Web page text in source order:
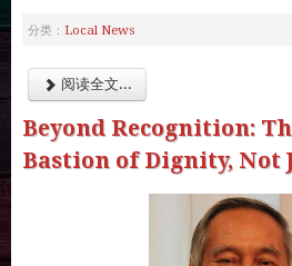
分类： Local News
阅读全文...
Beyond Recognition:
Bastion of Dignity, Not